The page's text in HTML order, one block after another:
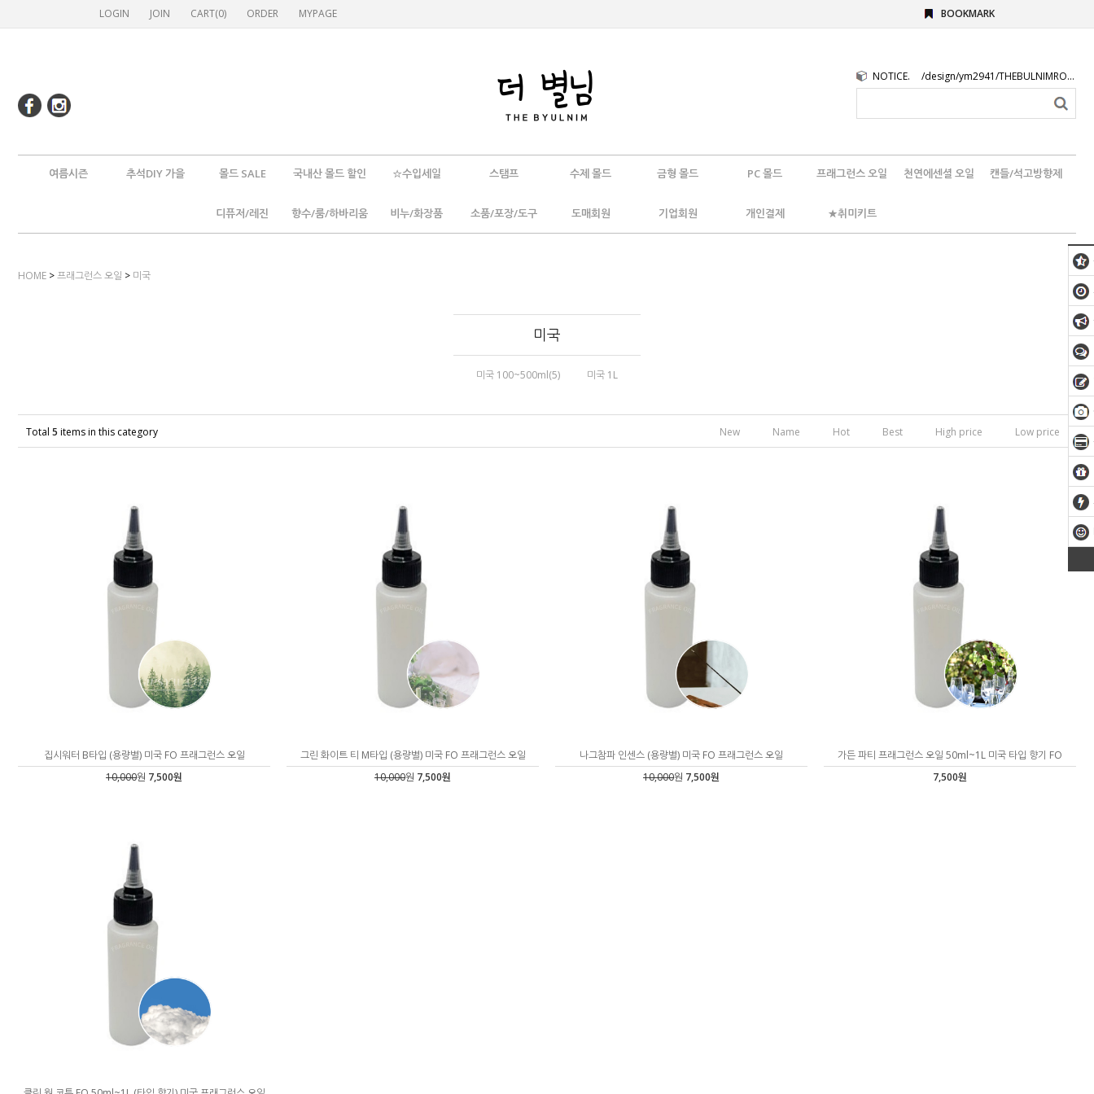
LOGIN JOIN CART(0) ORDER MYPAGE BOOKMARK
NOTICE. /design/ym2941/THEBULNIMROGO.png
여름시즌 추석DIY 가을 몰드 SALE 국내산 몰드 할인 ☆수입세일 스탬프 수제 몰드 금형 몰드 PC 몰드 프래그런스 오일 천연에센셜 오일 캔들/석고방향제
디퓨저/레진 향수/룸/하바리움 비누/화장품 소품/포장/도구 도매회원 기업회원 개인결제 ★취미키트
HOME >프래그런스 오일 > 미국
미국
미국 100~500ml(5) 미국 1L
Total 5 items in this category New Name Hot Best High price Low price
집시워터 B타입 (용량별) 미국 FO 프래그런스 오일
10,000원 7,500원
그린 화이트 티 M타입 (용량별) 미국 FO 프래그런스 오일
10,000원 7,500원
나그참파 인센스 (용량별) 미국 FO 프래그런스 오일
10,000원 7,500원
가든 파티 프래그런스 오일 50ml~1L 미국 타입 향기 FO
7,500원